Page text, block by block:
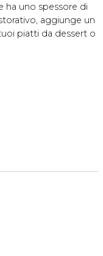
ha uno spessore di
aggiunge un
piatti da dessert o